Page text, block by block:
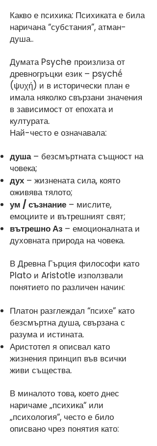
Какво е психика: Психиката е била
наричана “субстания”, атман-
душа..
Думата Psyche произлиза от
древногръцки език – psychḗ
(ψυχή) и в исторически план е
имала няколко свързани значения
в зависимост от епохата и
културата.
Най-често е означавала:
душа– безсмъртната същност на
човека;
дух – жизнената сила, която
оживява тялото;
ум / съзнание – мислите,
емоциите и вътрешният свят;
вътрешно Аз – емоционалната и
духовната природа на човека.
В Древна Гърция философи като
Plato и Aristotle използвали
понятието по различен начин:
Платон разглеждал “психе” като
безсмъртна душа, свързана с
разума и истината.
Аристотел я описвал като
жизнения принцип във всички
живи същества.
В миналото това, което днес
наричаме „психика“ или
„психология“, често е било
описвано чрез понятия като: